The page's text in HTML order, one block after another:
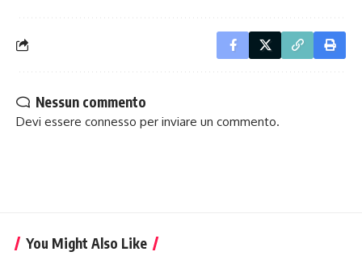
Nessun commento
Devi essere connesso per inviare un commento.
You Might Also Like